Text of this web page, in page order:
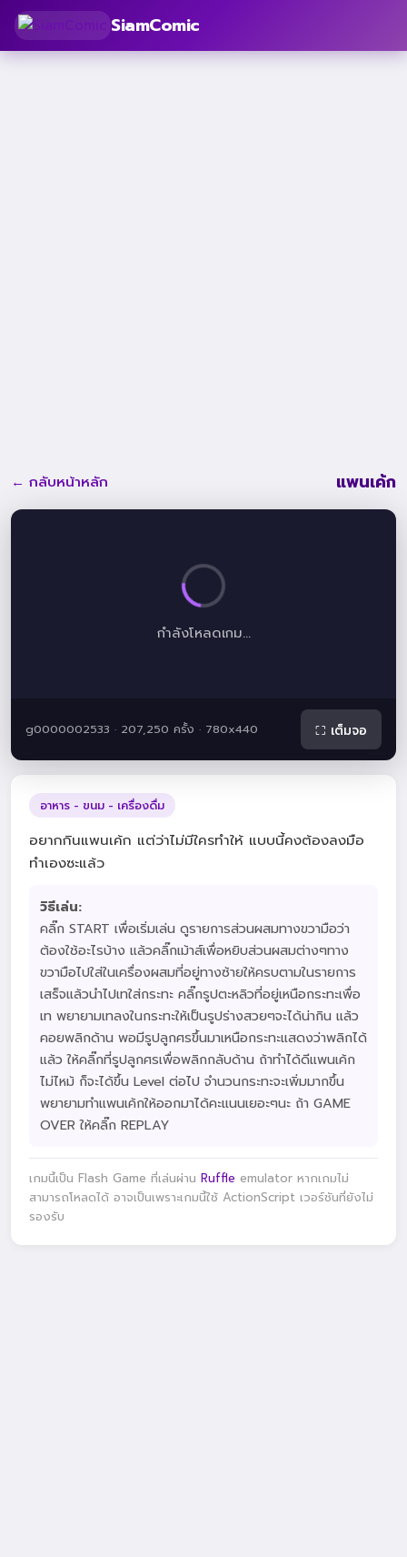
SiamComic
← กลับหน้าหลัก แพนเค้ก
กำลังโหลดเกม...
g0000002533 · 207,250 ครั้ง · 780x440 ⛶ เต็มจอ
อาหาร - ขนม - เครื่องดื่ม
อยากกินแพนเค้ก แต่ว่าไม่มีใครทำให้ แบบนี้คงต้องลงมือ
ทำเองซะแล้ว
วิธีเล่น:
คลิ๊ก START เพื่อเริ่มเล่น ดูรายการส่วนผสมทางขวามือว่า
ต้องใช้อะไรบ้าง แล้วคลิ๊กเม้าส์เพื่อหยิบส่วนผสมต่างๆทาง
ขวามือไปใส่ในเครื่องผสมที่อยู่ทางซ้ายให้ครบตามในรายการ
เสร็จแล้วนำไปเทใส่กระทะ คลิ๊กรูปตะหลิวที่อยู่เหนือกระทะเพื่อ
เท พยายามเทลงในกระทะให้เป็นรูปร่างสวยๆจะได้น่ากิน แล้ว
คอยพลิกด้าน พอมีรูปลูกศรขึ้นมาเหนือกระทะแสดงว่าพลิกได้
แล้ว ให้คลิ๊กที่รูปลูกศรเพื่อพลิกกลับด้าน ถ้าทำได้ดีแพนเค้ก
ไม่ไหม้ ก็จะได้ขึ้น Level ต่อไป จำนวนกระทะจะเพิ่มมากขึ้น
พยายามทำแพนเค้กให้ออกมาได้คะแนนเยอะๆนะ ถ้า GAME
OVER ให้คลิ๊ก REPLAY
เกมนี้เป็น Flash Game ที่เล่นผ่าน Ruffle emulator หากเกมไม่
สามารถโหลดได้ อาจเป็นเพราะเกมนี้ใช้ ActionScript เวอร์ชันที่ยังไม่
รองรับ